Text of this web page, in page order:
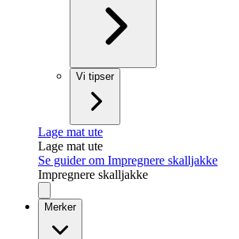
Vi tipser
Lage mat ute
Lage mat ute
Se guider om Impregnere skalljakke
Impregnere skalljakke
Merker